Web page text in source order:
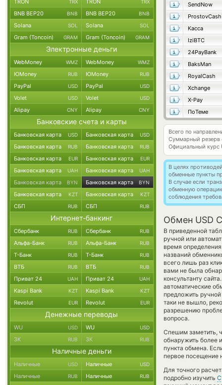
SendNow
ProstovCash
Касса
IziBTC
24PayBank
BaksMan
RoyalCash
Xchange
X-Pay
ПоТеме
Всего по
Суммарный резерв
Официальный курс
В целях
обменные пункты
В случае если
обменную
соблюдения
Обмен USD
В приведенной
ручной или
время
названий
всего лишь раз
вами не была
консультанту
автоматические
предложить
таки не вышло,
разрешению
вопроса.
Спешим заметить,
обнаружить более
пункта обмена.
первое посещение
Для точного
подробно изучить
TRON TRX TRON TRX
BNB BEP20 BNB BNB BEP20 BNB
Solana SOL Solana SOL
Gram (Toncoin) GRAM Gram (Toncoin) GRAM
Электронные деньги
WebMoney WMZ WebMoney WMZ
ЮMoney RUB ЮMoney RUB
PayPal USD PayPal USD
Volet USD Volet USD
Alipay CNY Alipay CNY
Банковские счета и карты
Банковская карта USD Банковская карта USD
Банковская карта RUB Банковская карта RUB
Банковская карта EUR Банковская карта EUR
Банковская карта UAH Банковская карта UAH
Банковская карта BYN Банковская карта BYN
Банковская карта KZT Банковская карта KZT
СБП RUB СБП RUB
Интернет-банкинг
Сбербанк RUB Сбербанк RUB
Альфа-Банк RUB Альфа-Банк RUB
Т-Банк RUB Т-Банк RUB
ВТБ RUB ВТБ RUB
Приват 24 UAH Приват 24 UAH
Kaspi Bank KZT Kaspi Bank KZT
Revolut EUR Revolut EUR
Денежные переводы
WU USD WU USD
ЗК RUB ЗК RUB
Наличные деньги
Наличные USD Наличные USD
Наличные RUB Наличные RUB